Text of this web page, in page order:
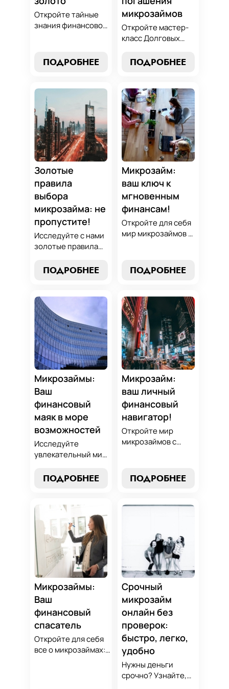
Откройте тайные
знания финансовой
превращать
обязательства по
золотые
возможности.
Погрузитесь в мир
умного управления
долгами с нашим
практическим
руководством.
ПОДРОБНЕЕ
микрозаймов
Откройте мастер-
класс Долговых
погашению
финансового
равновесия.
Узнайте, как
управлять долгами
и достичь
финансовой
гармонии, следуя
нашим
проверенным
стратегиям.
ПОДРОБНЕЕ
Золотые
правила
выбора
микрозайма: не
пропустите!
Исследуйте с нами
золотые правила
и узнайте, как
вариант,
разработать
стратегию
погашения и
обеспечить свою
финансовую
безопасность. Ваш
компас в мире
микрокредитов!
ПОДРОБНЕЕ
Микрозайм:
ваш ключ к
мгновенным
финансам!
Откройте для себя
мир микрозаймов с
выбрать лучший
микрозайм,
стратегии
погашения и
обеспечить себе
финансовую
стабильность. Ваш
ключ к умным
финансам здесь!
ПОДРОБНЕЕ
Микрозаймы:
Ваш
финансовый
маяк в море
возможностей
Исследуйте
увлекательный мир
узнайте, как
вариант для ваших
нужд. Откройте
экспертные
стратегии
погашения и
сделайте
осознанный выбор,
который
поддержит вашу
финансовую
стабильность.
ПОДРОБНЕЕ
Микрозайм:
ваш личный
финансовый
навигатор!
Откройте мир
микрозаймов с
лучшие стратегии
погашения и
избежанию
финансово
грамотным с нами!
ПОДРОБНЕЕ
Микрозаймы:
Ваш
финансовый
спасатель
Откройте для себя
все о микрозаймах:
Срочный
микрозайм
онлайн без
проверок:
быстро, легко,
удобно
Нужны деньги
срочно? Узнайте,